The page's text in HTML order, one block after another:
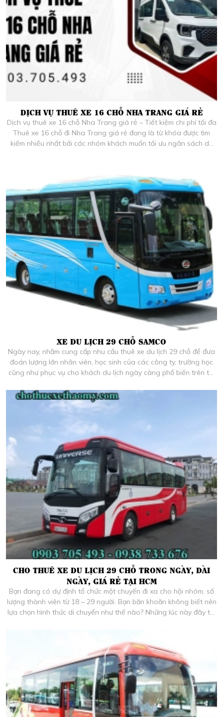
DỊCH VỤ THUÊ XE 16 CHỖ NHA TRANG GIÁ RẺ
Dịch vụ thuê xe 16 chỗ Nha Trang giá rẻ – Tiết kiệm chi phí tối đa
Thuê xe 16 chỗ đi Nha Trang giá rẻ đang là từ khóa được tìm
kiếm nhiều nhất bởi các nhóm khách muốn tối ưu ngân sách du
XE DU LỊCH 29 CHỖ SAMCO
Ngày nay, nhằm cung cấp nhu cầu thuê xe du lịch 29 chỗ để đưa
đoán lượng lớn nhân viên, học sinh của các công ty, trường học
cũng như phục vụ cho khách du lịch ngày càng phổ biến trên thị
đề này. Để quý khách hiểu hơn về các loại xe dịch vụ thuê xe du
lịch 29 chỗ trên thị trường, Thảo My giới thiệu đến bạn dòng xe
CHO THUÊ XE DU LỊCH 29 CHỖ TRONG NGÀY, DÀI
NGÀY, GIÁ RẺ TẠI HCM
Bạn đang có dự định tổ chức một chuyến đi xa cho hội nhóm, số
lượng thành viên từ 18 – 29 người. Bạn băn khoăn không biết nên
lựa chọn hình thức di chuyển như thế nào? Những lúc này đây thì
xe chọn gói gồm những gì? Bạn cần chuẩn bị những gì khi thuê xe
du lịch? Tất cả sẽ được Dịch vụ cho thuê xe du lịch giá rẻ Thảo
My giải đáp trong bài viết bên dưới.